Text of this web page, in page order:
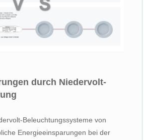
durch Niedervolt-
Beleuchtungssysteme von
Energieeinsparungen bei der